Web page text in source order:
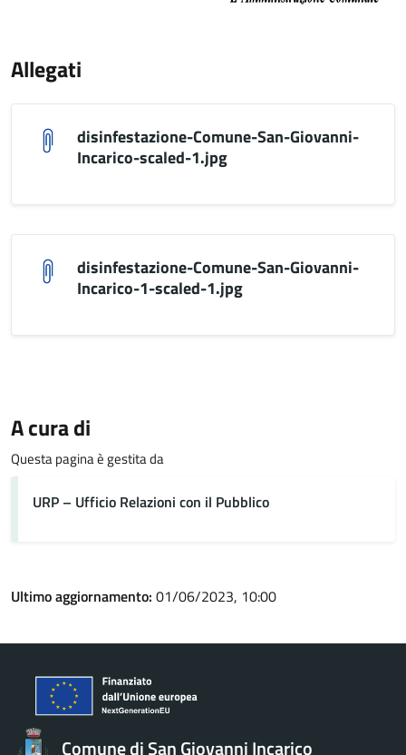
Allegati
disinfestazione-Comune-San-Giovanni-
Incarico-scaled-1.jpg
disinfestazione-Comune-San-Giovanni-
Incarico-1-scaled-1.jpg
A cura di
Questa pagina è gestita da
URP – Ufficio Relazioni con il Pubblico
Ultimo aggiornamento: 01/06/2023, 10:00
Comune di San Giovanni Incarico